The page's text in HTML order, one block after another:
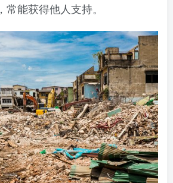
能获得他人支持。